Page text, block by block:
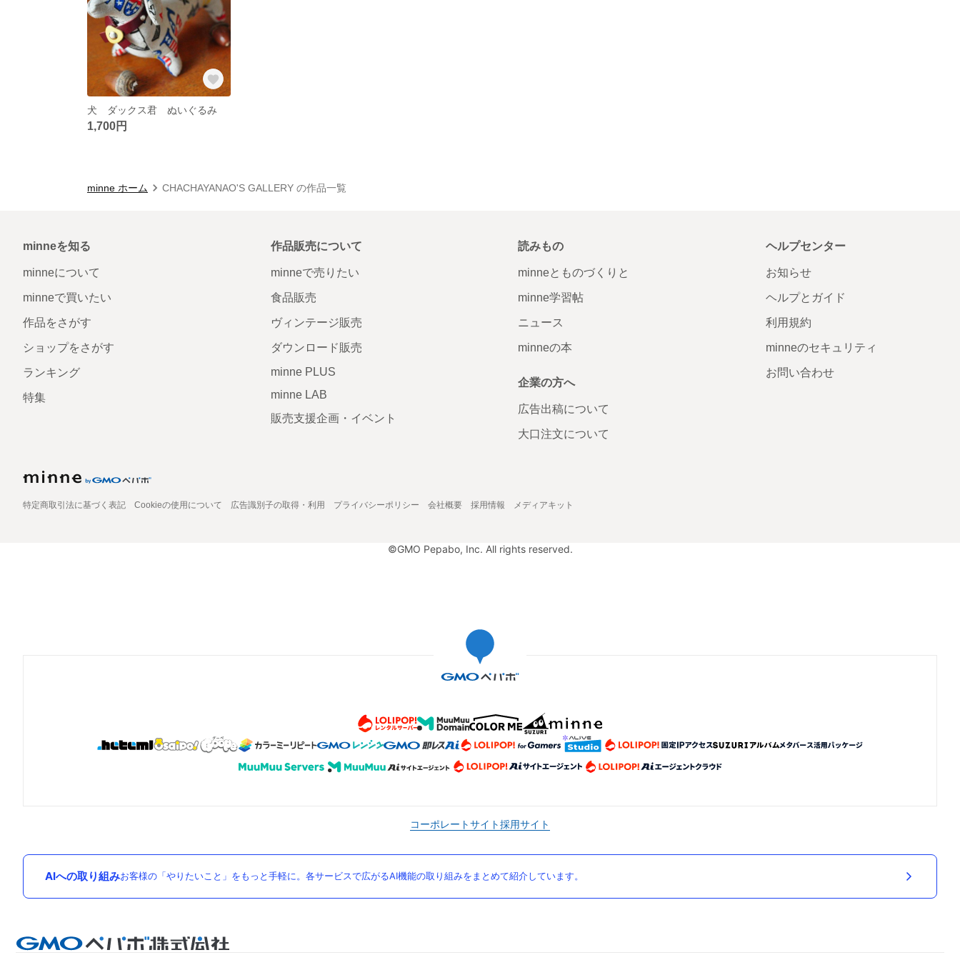
犬 ダックス君 ぬいぐるみ
1,700円
minne ホーム CHACHAYANAO'S GALLERY の作品一覧
minneを知る
minneについて
minneで買いたい
作品をさがす
ショップをさがす
ランキング
特集
作品販売について
minneで売りたい
食品販売
ヴィンテージ販売
ダウンロード販売
minne PLUS
minne LAB
販売支援企画・イベント
読みもの
minneとものづくりと
minne学習帖
ニュース
minneの本
企業の方へ
広告出稿について
大口注文について
ヘルプセンター
お知らせ
ヘルプとガイド
利用規約
minneのセキュリティ
お問い合わせ
特定商取引法に基づく表記 Cookieの使用について 広告識別子の取得・利用 プライバシーポリシー 会社概要 採用情報 メディアキット
©GMO Pepabo, Inc. All rights reserved.
コーポレートサイト採用サイト
AIへの取り組みお客様の「やりたいこと」をもっと手軽に。各サービスで広がるAI機能の取り組みをまとめて紹介しています。